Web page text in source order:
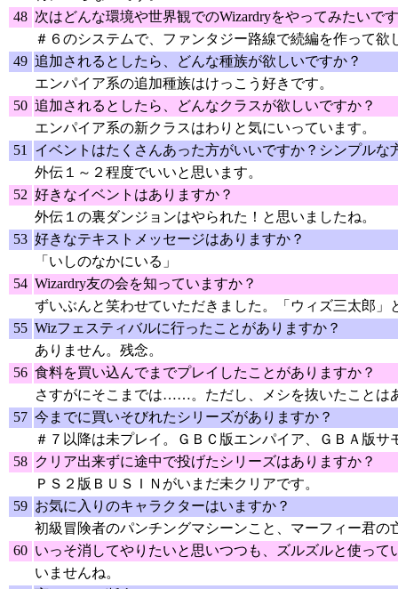
48 次はどんな環境や世界観でのWizardryをやってみたいで
＃６のシステムで、ファンタジー路線で続編を作って欲
49 追加されるとしたら、どんな種族が欲しいですか？
エンパイア系の追加種族はけっこう好きです。
50 追加されるとしたら、どんなクラスが欲しいですか？
エンパイア系の新クラスはわりと気にいっています。
51
イベントはたくさんあった方がいいですか？シンプルな
外伝１～２程度でいいと思います。
52 好きなイベントはありますか？
外伝１の裏ダンジョンはやられた！と思いましたね。
53 好きなテキストメッセージはありますか？
「いしのなかにいる」
54 Wizardry友の会を知っていますか？
ずいぶんと笑わせていただきました。「ウィズ三太郎」
55 Wizフェスティバルに行ったことがありますか？
ありません。残念。
56 食料を買い込んでまでプレイしたことがありますか？
さすがにそこまでは……。ただし、メシを抜いたことは
57 今までに買いそびれたシリーズがありますか？
＃７以降は未プレイ。ＧＢＣ版エンパイア、ＧＢＡ版
58 クリア出来ずに途中で投げたシリーズはありますか？
ＰＳ２版ＢＵＳＩＮがいまだ未クリアです。
59 お気に入りのキャラクターはいますか？
初級冒険者のパンチングマシーンこと、マーフィー君の
60 いっそ消してやりたいと思いつつも、ズルズルと使って
いませんね。